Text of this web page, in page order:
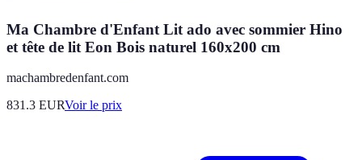
Ma Chambre d'Enfant Lit ado avec sommier Hino
et tête de lit Eon Bois naturel 160x200 cm
machambredenfant.com
831.3 EURVoir le prix